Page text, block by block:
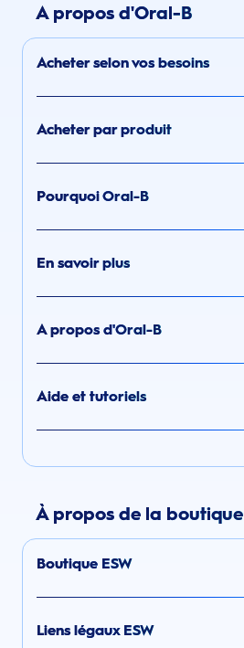
A propos d'Oral-B
Acheter selon vos besoins
Acheter par produit
Pourquoi Oral-B
En savoir plus
A propos d'Oral-B
Aide et tutoriels
À propos de la boutique
Boutique ESW
Liens légaux ESW